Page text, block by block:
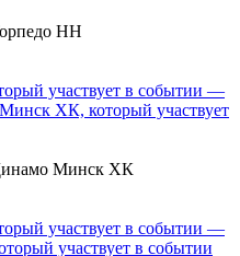
НН
—
Минск ХК
—